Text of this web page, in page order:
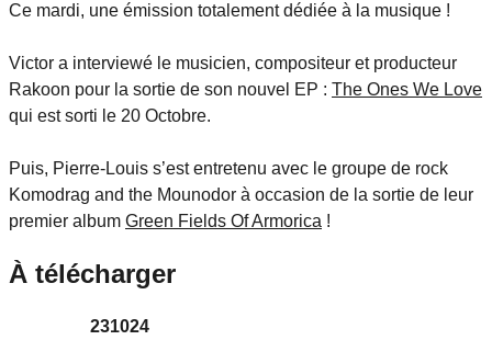
Ce mardi, une émission totalement dédiée à la musique !
Victor a interviewé le musicien, compositeur et producteur
Rakoon pour la sortie de son nouvel EP : The Ones We Love
qui est sorti le 20 Octobre.
Puis, Pierre-Louis s’est entretenu avec le groupe de rock
Komodrag and the Mounodor à occasion de la sortie de leur
premier album Green Fields Of Armorica !
À télécharger
231024